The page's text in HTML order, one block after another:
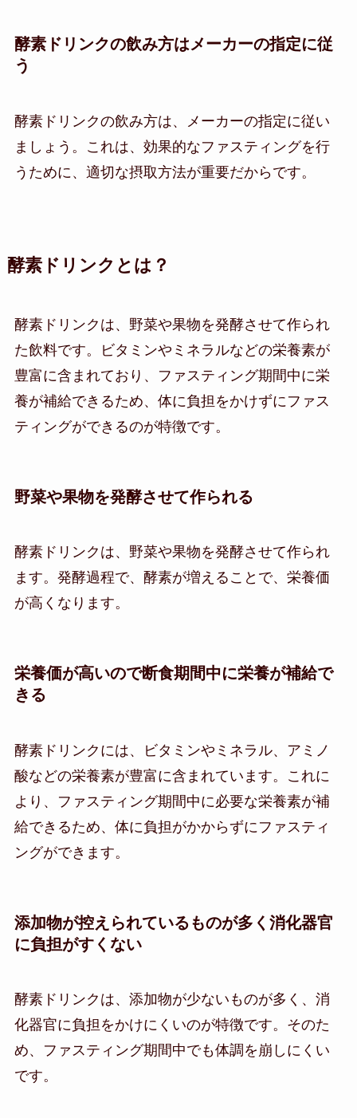
酵素ドリンクの飲み方はメーカーの指定に従
う
酵素ドリンクの飲み方は、メーカーの指定に従い
ましょう。これは、効果的なファスティングを行
うために、適切な摂取方法が重要だからです。
酵素ドリンクとは？
酵素ドリンクは、野菜や果物を発酵させて作られ
た飲料です。ビタミンやミネラルなどの栄養素が
豊富に含まれており、ファスティング期間中に栄
養が補給できるため、体に負担をかけずにファス
ティングができるのが特徴です。
野菜や果物を発酵させて作られる
酵素ドリンクは、野菜や果物を発酵させて作られ
ます。発酵過程で、酵素が増えることで、栄養価
が高くなります。
栄養価が高いので断食期間中に栄養が補給で
きる
酵素ドリンクには、ビタミンやミネラル、アミノ
酸などの栄養素が豊富に含まれています。これに
より、ファスティング期間中に必要な栄養素が補
給できるため、体に負担がかからずにファスティ
ングができます。
添加物が控えられているものが多く消化器官
に負担がすくない
酵素ドリンクは、添加物が少ないものが多く、消
化器官に負担をかけにくいのが特徴です。そのた
め、ファスティング期間中でも体調を崩しにくい
です。